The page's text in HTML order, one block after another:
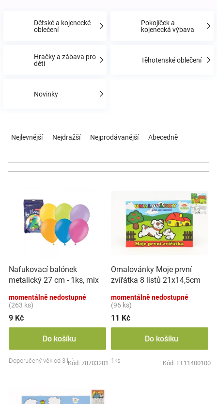
Těhotenské
oblečení
Novinky
Blog
Hračkářství
Přihlášení
Dětské a kojenecké
oblečení
Pokojíček a
kojenecká výbava
Hračky a zábava pro
děti
Těhotenské oblečení
Novinky
ů
Nejlevnější Nejdražší Nejprodávanější Abecedně
o
d
u
k
ů
Nafukovací balónek
metalický 27 cm - 1ks, mix
momentálně nedostupné
(263 ks)
9 Kč
Do košíku
Doporučený věk od 3 letKód: 78703201
Omalovánky Moje první
zvířátka 8 listů 21x14,5cm
momentálně nedostupné
(96 ks)
11 Kč
Do košíku
1ks Kód: ET11400100